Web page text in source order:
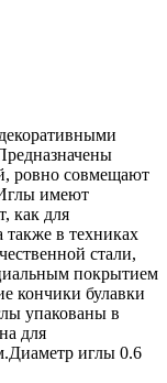
ровно совмещают
имеют
как для
также в техниках
стали,
покрытием
кончики булавки
упакованы в
для
иглы 0.6